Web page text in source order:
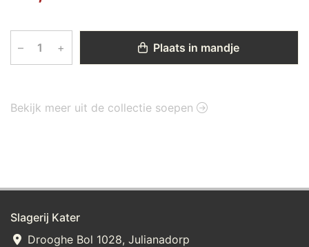
– + Plaats in mandje
Bekijk meer uit de collectie soepen
Slagerij Kater
Drooghe Bol 1028, Julianadorp